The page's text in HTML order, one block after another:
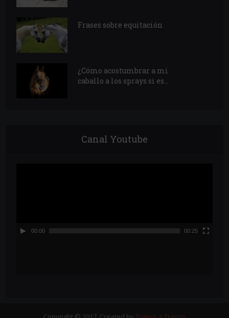
Frases sobre equitación
¿Cómo acostumbrar a mi
caballo a los sprays si es...
Canal Youtube
00:00 00:25